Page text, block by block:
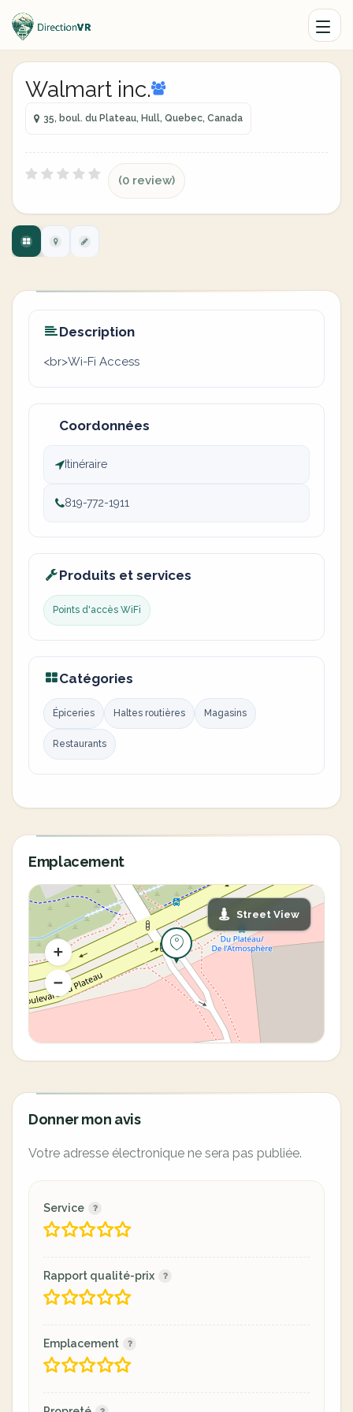
Walmart inc.
35, boul. du Plateau, Hull, Quebec, Canada
(0 review)
Description
<br>Wi-Fi Access
Coordonnées
Itinéraire
819-772-1911
Produits et services
Points d'accès WiFi
Catégories
Épiceries Haltes routières Magasins
Restaurants
Emplacement
Street View
Donner mon avis
Votre adresse électronique ne sera pas publiée.
Service
Rapport qualité-prix
Emplacement